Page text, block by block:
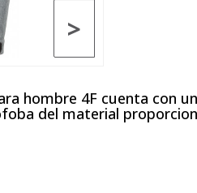
>
hombre 4F cuenta con
del material